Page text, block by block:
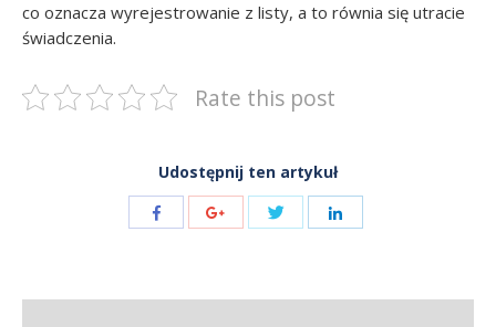
co oznacza wyrejestrowanie z listy, a to równia się utracie
świadczenia.
Rate this post
Udostępnij ten artykuł
Share
Share
Share